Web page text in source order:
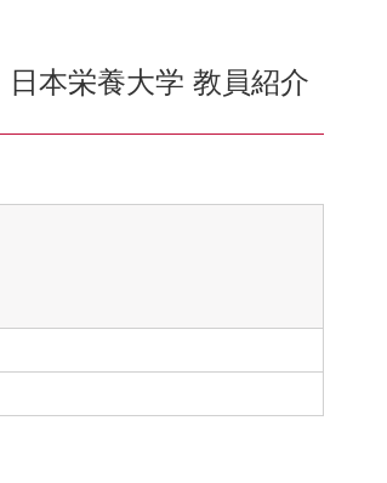
日本栄養大学 教員紹介